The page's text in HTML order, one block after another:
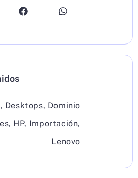
, Desktops, Dominio
, HP, Importación,
Lenovo